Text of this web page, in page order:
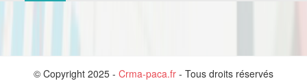
© Copyright 2025 - Crma-paca.fr - Tous droits réservés